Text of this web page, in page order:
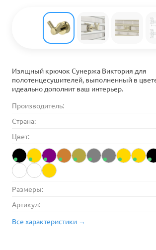
Изящный крючок Сунержа Виктория для
полотенцесушителей, выполненный в
идеально дополнит ваш интерьер.
Производитель:
Страна:
Цвет:
Размеры:
Артикул:
Все характеристики →